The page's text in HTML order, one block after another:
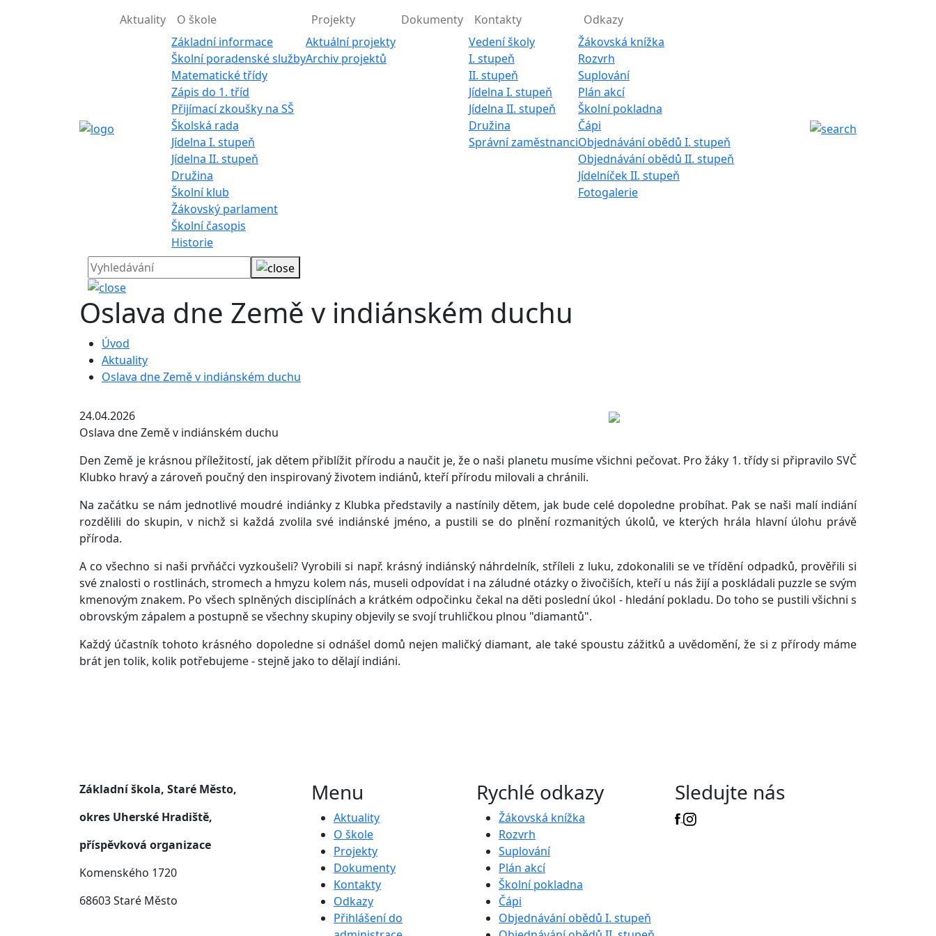
Aktuality
O škole
Základní informace
Školní poradenské služby
Matematické třídy
Zápis do 1. tříd
Přijímací zkoušky na SŠ
Školská rada
Jídelna I. stupeň
Jídelna II. stupeň
Družina
Školní klub
Žákovský parlament
Školní časopis
Historie
Projekty
Aktuální projekty
Archiv projektů
Dokumenty
Kontakty
Vedení školy
I. stupeň
II. stupeň
Jídelna I. stupeň
Jídelna II. stupeň
Družina
Správní zaměstnanci
Odkazy
Žákovská knížka
Rozvrh
Suplování
Plán akcí
Školní pokladna
Čápi
Objednávání obědů I. stupeň
Objednávání obědů II. stupeň
Jídelníček II. stupeň
Fotogalerie
Oslava dne Země v indiánském duchu
Úvod
Aktuality
Oslava dne Země v indiánském duchu
24.04.2026
Oslava dne Země v indiánském duchu
Den Země je krásnou příležitostí, jak dětem přiblížit přírodu a naučit je, že o naši planetu musíme všichni pečovat. Pro žáky 1. třídy si připravilo SVČ
Klubko hravý a zároveň poučný den inspirovaný životem indiánů, kteří přírodu milovali a chránili.
Na začátku se nám jednotlivé moudré indiánky z Klubka představily a nastínily dětem, jak bude celé dopoledne probíhat. Pak se naši malí indiání
rozdělili do skupin, v nichž si každá zvolila své indiánské jméno, a pustili se do plnění rozmanitých úkolů, ve kterých hrála hlavní úlohu právě
příroda.
A co všechno si naši prvňáčci vyzkoušeli? Vyrobili si např. krásný indiánský náhrdelník, stříleli z luku, zdokonalili se ve třídění odpadků, prověřili si
své znalosti o rostlinách, stromech a hmyzu kolem nás, museli odpovídat i na záludné otázky o živočiších, kteří u nás žijí a poskládali puzzle se svým
kmenovým znakem. Po všech splněných disciplínách a krátkém odpočinku čekal na děti poslední úkol - hledání pokladu. Do toho se pustili všichni s
obrovským zápalem a postupně se všechny skupiny objevily se svojí truhličkou plnou "diamantů".
Každý účastník tohoto krásného dopoledne si odnášel domů nejen maličký diamant, ale také spoustu zážitků a uvědomění, že si z přírody máme
brát jen tolik, kolik potřebujeme - stejně jako to dělají indiáni.
Základní škola, Staré Město,
okres Uherské Hradiště,
příspěvková organizace
Komenského 1720
68603 Staré Město
Menu
Aktuality
O škole
Projekty
Dokumenty
Kontakty
Odkazy
Přihlášení do
Rychlé odkazy
Žákovská knížka
Rozvrh
Suplování
Plán akcí
Školní pokladna
Čápi
Objednávání obědů I. stupeň
Sledujte nás